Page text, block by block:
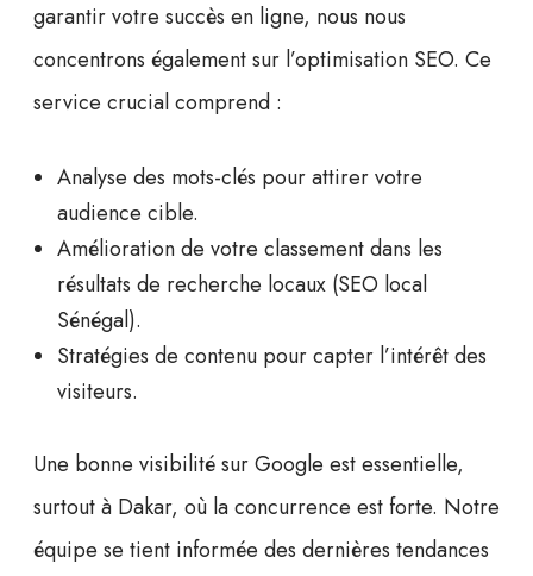
garantir votre succès en ligne, nous nous
concentrons également sur l’optimisation SEO. Ce
service crucial comprend :
Analyse des mots-clés pour attirer votre
audience cible.
Amélioration de votre classement dans les
résultats de recherche locaux (SEO local
Sénégal).
Stratégies de contenu pour capter l’intérêt des
visiteurs.
Une bonne visibilité sur Google est essentielle,
surtout à Dakar, où la concurrence est forte. Notre
équipe se tient informée des dernières tendances